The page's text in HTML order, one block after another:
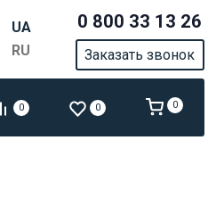
UA
RU
0 800 33 13 26
Заказать звонок
0 0 0